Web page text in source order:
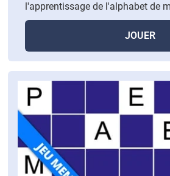
l'apprentissage de l'alphabet de
JOUER